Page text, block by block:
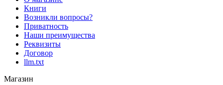
Книги
Возникли вопросы?
Приватность
Наши преимущества
Реквизиты
Договор
llm.txt
Магазин